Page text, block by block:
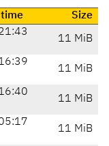
Size
11 MiB
11 MiB
11 MiB
11 MiB